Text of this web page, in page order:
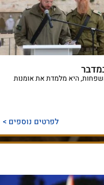
היא מלמדת את אומנות
לפרטים נוספים >